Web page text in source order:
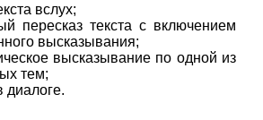
вслух;
пересказ текста с включением
высказывания;
высказывание по одной из
тем;
диалоге.